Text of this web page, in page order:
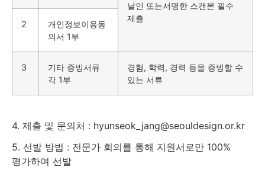
날인 또는서명한 스캔본 필수
제출
2
개인정보이용동
의서 1부
3
기타 증빙서류
각 1부
경험, 학력, 경력 등을 증빙할 수
있는 서류
4. 제출 및 문의처 : hyunseok_jang@seouldesign.or.kr
5. 선발 방법 : 전문가 회의를 통해 지원서로만 100%
평가하여 선발